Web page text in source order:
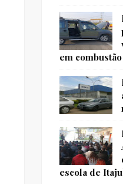
em
escola de